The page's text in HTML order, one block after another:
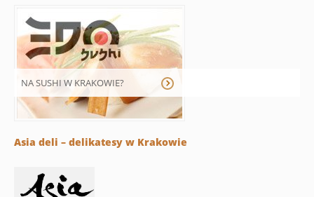
NA SUSHI W KRAKOWIE?
Asia deli – delikatesy w Krakowie